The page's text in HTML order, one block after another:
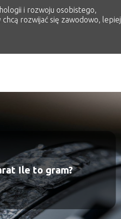
i rozwoju osobistego,
rozwijać się zawodowo, lepiej
Ile to gram?